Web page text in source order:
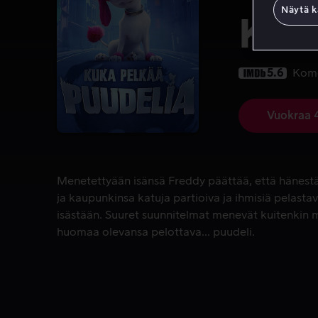
5.6
Vuokraa
Menetettyään isänsä Freddy päättää, että
Menetettyään isänsä Freddy päättää, että
ja kaupunkinsa katuja partioiva ja ihmisiä
isästään. Suuret suunnitelmat menevät kuitenkin
huomaa olevansa pelottava... puudeli.
Näytä